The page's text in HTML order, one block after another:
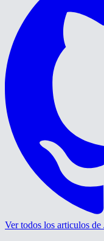
Ver todos los articulos de